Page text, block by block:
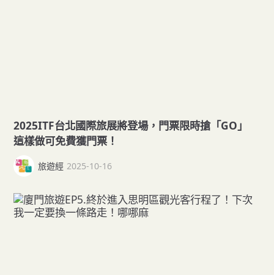
2025ITF台北國際旅展將登場，門票限時搶「GO」
這樣做可免費獲門票！
旅遊經 2025-10-16